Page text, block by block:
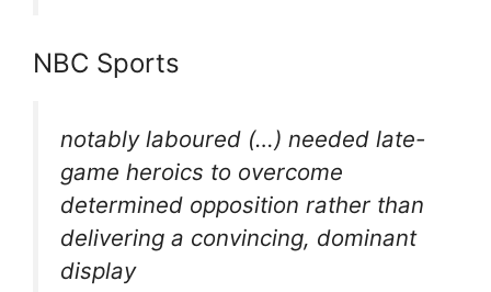
NBC Sports
notably laboured (…) needed late-
game heroics to overcome
determined opposition rather than
delivering a convincing, dominant
display